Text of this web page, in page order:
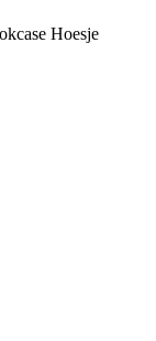
Hoesje